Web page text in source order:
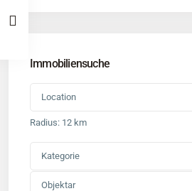
Immobiliensuche
Radius: 12 km
Kategorie
Objektar